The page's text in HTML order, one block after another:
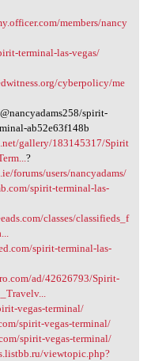
members/nancy
terminal-las-vegas/
cyberpolicy/me
@nancyadams258/spirit-
ab52e63f148b
gallery/183145317/Spirit
?
forums/users/nancyadams/
spirit-terminal-las-
classes/classifieds_f
spirit-terminal-las-
ad/42626793/Spirit-
vegas-terminal/
spirit-vegas-terminal/
spirit-vegas-terminal/
viewtopic.php?